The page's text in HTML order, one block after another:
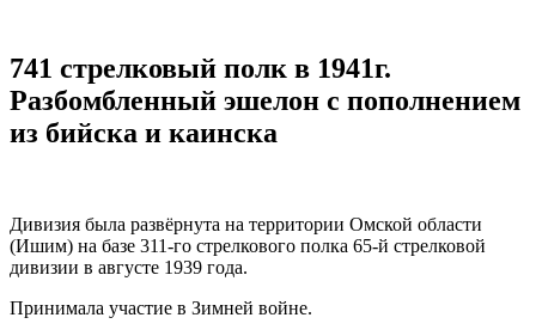
741 стрелковый полк в 1941г.
Разбомбленный эшелон с пополнением
из бийска и каинска
Дивизия была развёрнута на территории Омской области
(Ишим) на базе 311-го стрелкового полка 65-й стрелковой
дивизии в августе 1939 года.
Принимала участие в Зимней войне.